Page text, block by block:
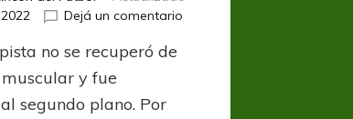
Dejá un comentario
no se recuperó de
y fue
segundo plano. Por